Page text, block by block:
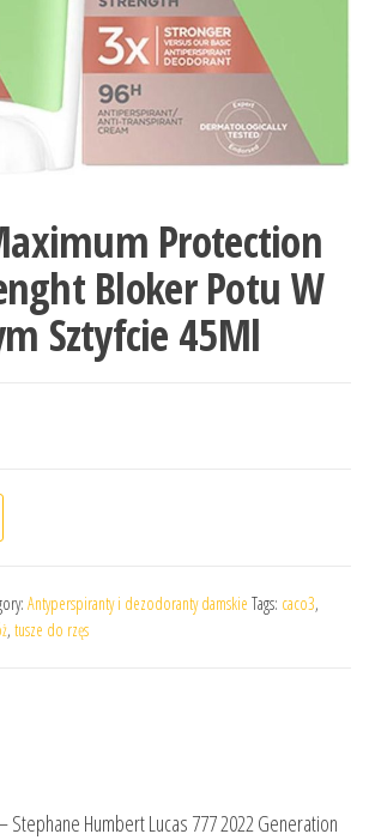
Protection
Bloker Potu W
Sztyfcie 45Ml
Antyperspiranty i dezodoranty damskie Tags: caco3,
, tusze do rzęs
Humbert Lucas 777 2022 Generation